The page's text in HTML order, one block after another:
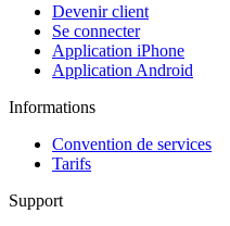
Devenir client
Se connecter
Application iPhone
Application Android
Informations
Convention de services
Tarifs
Support